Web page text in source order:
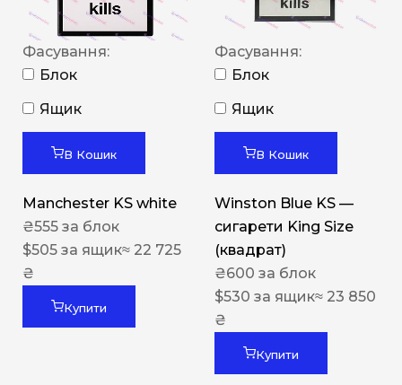
Фасування:
Блок
Ящик
В Кошик
Manchester KS white
₴555 за блок
$505 за ящик≈ 22 725
₴
Купити
Фасування:
Блок
Ящик
В Кошик
Winston Blue KS —
сигарети King Size
(квадрат)
₴600 за блок
$530 за ящик≈ 23 850
₴
Купити